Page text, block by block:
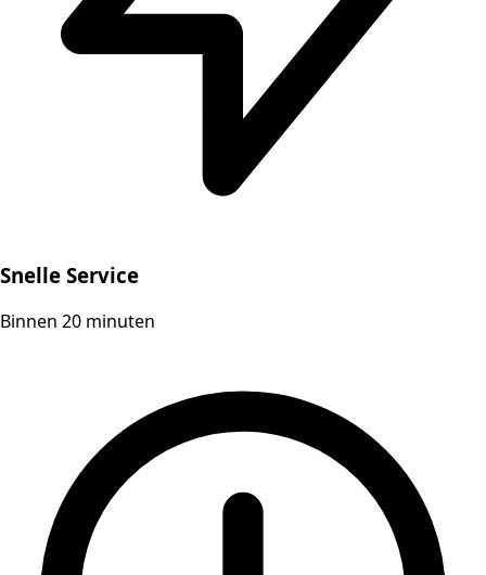
Snelle Service
Binnen 20 minuten